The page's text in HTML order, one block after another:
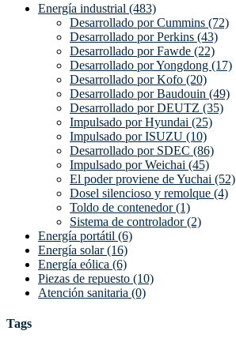
Energía industrial (483)
Desarrollado por Cummins (72)
Desarrollado por Perkins (43)
Desarrollado por Fawde (22)
Desarrollado por Yongdong (17)
Desarrollado por Kofo (20)
Desarrollado por Baudouin (49)
Desarrollado por DEUTZ (35)
Impulsado por Hyundai (25)
Impulsado por ISUZU (10)
Desarrollado por SDEC (86)
Impulsado por Weichai (45)
El poder proviene de Yuchai (52)
Dosel silencioso y remolque (4)
Toldo de contenedor (1)
Sistema de controlador (2)
Energía portátil (6)
Energía solar (16)
Energía eólica (6)
Piezas de repuesto (10)
Atención sanitaria (0)
Tags